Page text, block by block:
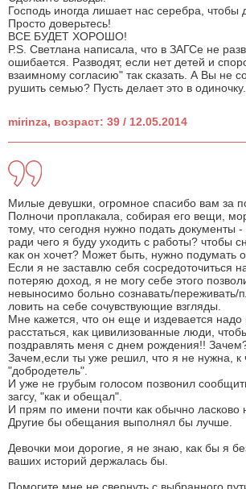
Господь иногда лишает нас серебра, чтобы
Просто доверьтесь!
ВСЕ БУДЕТ ХОРОШО!
Р.S. Светлана написала, что в ЗАГСе не
ошибается. Разводят, если нет детей и
взаимному согласию" так сказать. А Вы не
рушить семью? Пусть делает это в одиночку.
mirinza, возраст: 39 / 12.05.2014
Милые девушки, огромное спасибо вам за
Полночи проплакала, собирая его вещи,
тому, что сегодня нужно подать документы
ради чего я буду уходить с работы? чтобы
как он хочет? Может быть, нужно подумать
Если я не заставлю себя сосредоточиться
потеряю доход, я не могу себе этого
невыносимо больно сознавать/переживать/
ловить на себе сочувствующие взгляды.
Мне кажется, что он еще и издевается
расстаться, как цивилизованные люди,
поздравлять меня с днем рождения!!
Зачем,если ты уже решил, что я не нужна, к
"добродетель".
И уже не грубым голосом позвонил
загсу, "как и обещал".
И прям по имени почти как обычно ласково
Другие бы обещания выполнял бы лучше.
Девочки мои дорогие, я не знаю, как бы я
ваших историй держалась бы.